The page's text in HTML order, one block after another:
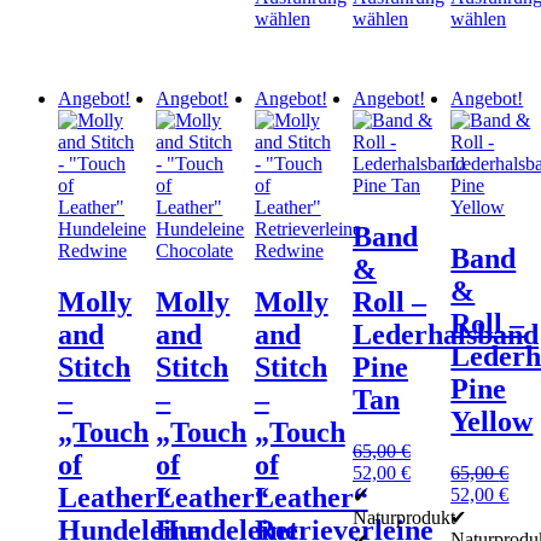
werden
wählen
mehrere
Varianten
auf.
Die
Optionen
können
auf
der
gewählt
werden
wählen
mehrere
Varianten
auf.
Die
Optionen
auf
der
Produktseite
gewählt
werden
wählen
mehrere
Varianten
auf.
Die
Optionen
können
der
gewählt
werden
Angebot!
Molly
and
Stitch
–
„Touch
of
Leather“
Hundeleine
Angebot!
Molly
and
Stitch
–
„Touch
of
Leather“
Hundeleine
Angebot!
Molly
and
Stitch
–
„Touch
of
Leather“
Retrieverleine
Angebot!
Band
&
Roll –
Lederhalsband
Pine
Tan
65,00€
Ursprünglicher
Preis
war:
65,00 €
52,00 €Aktueller
ist:
52,00 €.
✔
Naturprodukt
Angebot!
Band
&
Roll –
Pine
Yellow
65,00€
Preis
war:
52,00€
ist:
✔